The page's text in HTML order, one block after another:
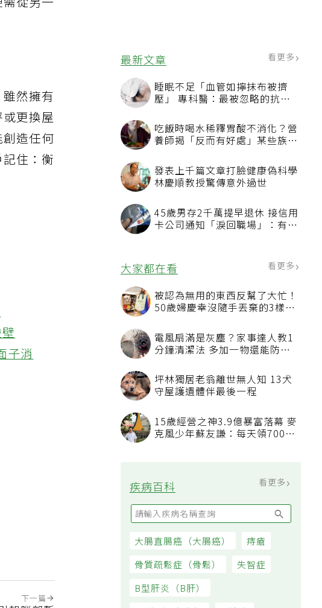
最新文章 看更多
睡眠不足「血管如擰抹布被擠
壓」 專科醫：最被忽略的抗老
吃飯時喝水稀釋胃酸不消化？營
養師揭「反而有好處」某些族群
發表上千篇文章打臉健康偽科學
林慶順教授驚傳意外過世
45歲男存2千萬提早退休 接信用
卡公司通知「淚回職場」：有錢
大家都在看
被認為無用的東西反幫了大忙！
50歲婦慶幸沒隨手丟棄的3樣物
電風扇滿是灰塵？家事達人教1
汙附著
坪林獨居老翁離世無人知 13犬
15歲經營之神3.9億暴富落幕 麥
疾病百科
從另一
然擁有
更換屋
造任何
住：衡
子消